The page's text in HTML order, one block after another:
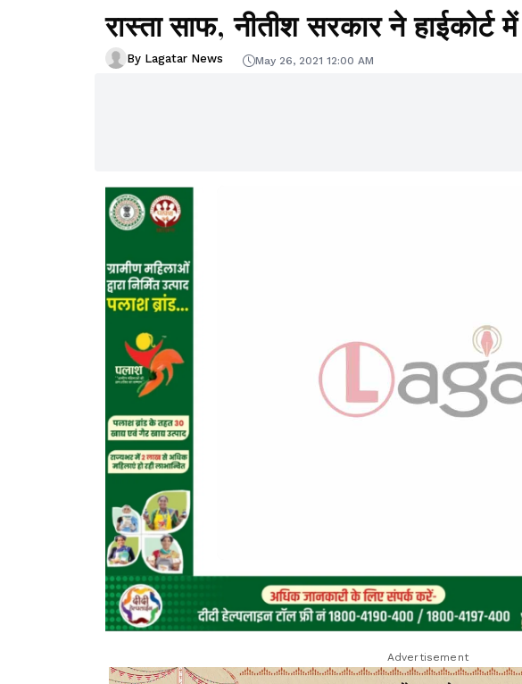
रास्ता साफ, नीतीश सरकार ने हाईकोर्ट
By Lagatar News May 26, 2021 12:00 AM
Advertisement